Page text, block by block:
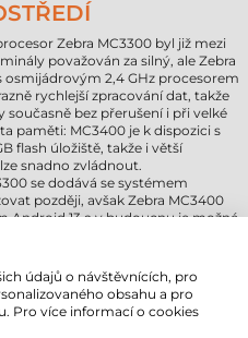
Zebra MC3300 byl již mezi
považován za silný, ale Zebra
osmijádrovým 2,4 GHz procesorem
rychlejší zpracování dat, takže
bez přerušení i při velké
paměti: MC3400 je k dispozici s
flash úložiště, takže i větší
snadno zvládnout.
se dodává se systémem
později, avšak Zebra MC3400
Android 13 a v budoucnu je možné
a moderní funkce.
4"" displejem Gorilla Glass,
a nárazu. Displej MC3400 však
jasu a ještě lepší viditelností
i za jasnějších světelných
údajů o návštěvnících, pro
obsahu a pro
Pro více informací o cookies